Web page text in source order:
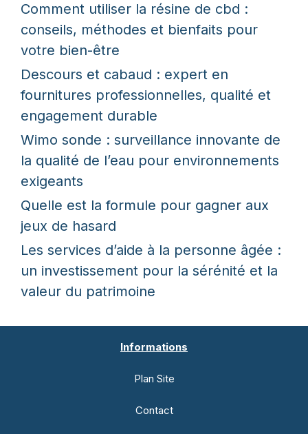
Comment utiliser la résine de cbd :
conseils, méthodes et bienfaits pour
votre bien-être
Descours et cabaud : expert en
fournitures professionnelles, qualité et
engagement durable
Wimo sonde : surveillance innovante de
la qualité de l’eau pour environnements
exigeants
Quelle est la formule pour gagner aux
jeux de hasard
Les services d’aide à la personne âgée :
un investissement pour la sérénité et la
valeur du patrimoine
Informations
Plan Site
Contact